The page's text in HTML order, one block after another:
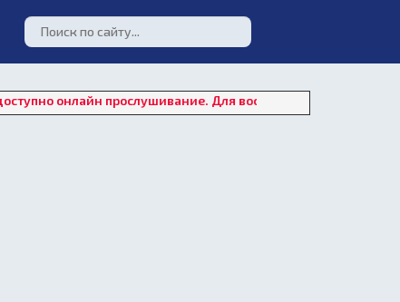
прослушивание. Для восстановления работы плеера